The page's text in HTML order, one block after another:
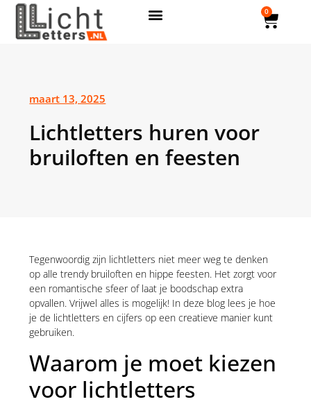
0
maart 13, 2025
Lichtletters huren voor
bruiloften en feesten
Tegenwoordig zijn lichtletters niet meer weg te denken
op alle trendy bruiloften en hippe feesten. Het zorgt voor
een romantische sfeer of laat je boodschap extra
opvallen. Vrijwel alles is mogelijk! In deze blog lees je hoe
je de lichtletters en cijfers op een creatieve manier kunt
gebruiken.
Waarom je moet kiezen
voor lichtletters